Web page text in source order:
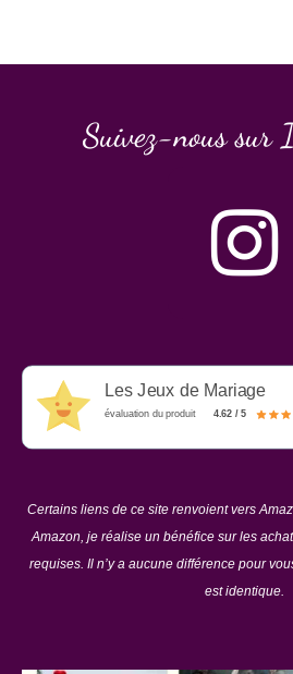
Suivez-nous sur
Les Jeux de Mariage
évaluation du produit 4.62 / 5
Certains liens de ce site renvoient vers
Amazon, je réalise un bénéfice sur les
requises. Il n’y a aucune différence pour
est identique.